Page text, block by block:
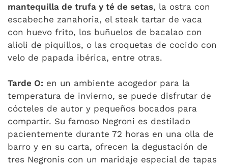
mantequilla de trufa y té de setas, la ostra con
escabeche zanahoria, el steak tartar de vaca
con huevo frito, los buñuelos de bacalao con
alioli de piquillos, o las croquetas de cocido con
velo de papada ibérica, entre otras.
Tarde O: en un ambiente acogedor para la
temperatura de invierno, se puede disfrutar de
cócteles de autor y pequeños bocados para
compartir. Su famoso Negroni es destilado
pacientemente durante 72 horas en una olla de
barro y en su carta, ofrecen la degustación de
tres Negronis con un maridaje especial de tapas